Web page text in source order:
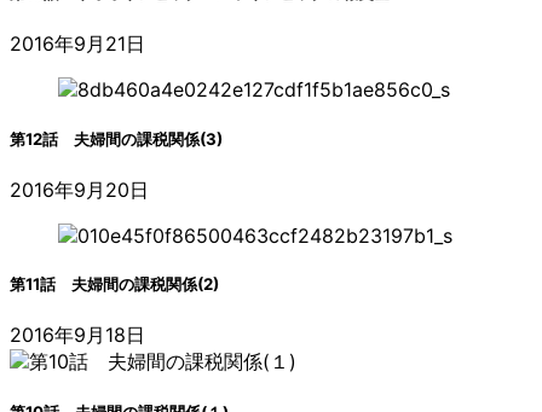
2016年9月21日
第12話 夫婦間の課税関係(3)
2016年9月20日
第11話 夫婦間の課税関係(2)
2016年9月18日